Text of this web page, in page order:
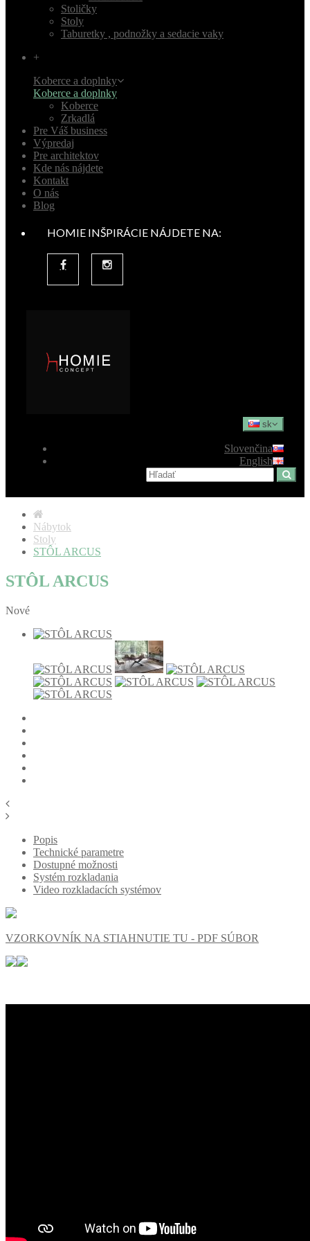
Stoličky
Stoly
Taburetky , podnožky a sedacie vaky
+
Koberce a doplnky
Koberce a doplnky
Koberce
Zrkadlá
Pre Váš business
Výpredaj
Pre architektov
Kde nás nájdete
Kontakt
O nás
Blog
HOMIE INŠPIRÁCIE NÁJDETE NA:
sk
Slovenčina
English
Nábytok
Stoly
STÔL ARCUS
STÔL ARCUS
Nové
Popis
Technické parametre
Dostupné možnosti
Systém rozkladania
Video rozkladacích systémov
VZORKOVNÍK NA STIAHNUTIE TU - PDF SÚBOR